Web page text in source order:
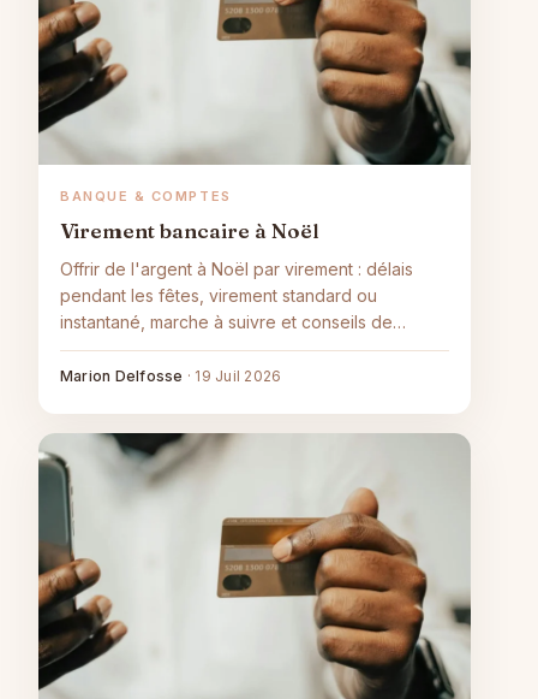
BANQUE & COMPTES
Virement bancaire à Noël
Offrir de l'argent à Noël par virement : délais
pendant les fêtes, virement standard ou
instantané, marche à suivre et conseils de
sécurité.
Marion Delfosse · 19 Juil 2026